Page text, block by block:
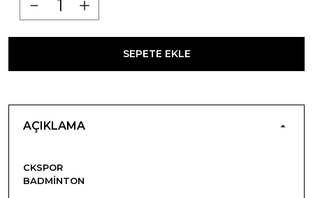
SEPETE EKLE
AÇIKLAMA
CKSPOR
BADMINTON